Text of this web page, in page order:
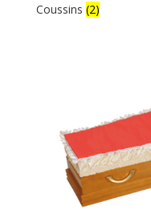
Coussins (2)